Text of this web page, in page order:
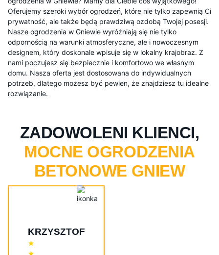
Oferujemy szeroki wybór ogrodzeń, które nie tylko zapewnią Ci
prywatność, ale także będą prawdziwą ozdobą Twojej posesji.
Nasze ogrodzenia w Gniewie wyróżniają się nie tylko
odpornością na warunki atmosferyczne, ale i nowoczesnym
designem, który doskonale wpisuje się w lokalny krajobraz. Z
nami poczujesz się bezpiecznie i komfortowo we własnym
domu. Nasza oferta jest dostosowana do indywidualnych
potrzeb, dlatego możesz być pewien, że znajdziesz tu idealne
rozwiązanie.
ZADOWOLENI KLIENCI,
MOCNE OGRODZENIA
BETONOWE GNIEW
KRZYSZTOF